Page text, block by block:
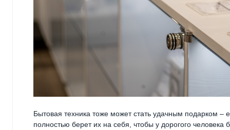
Бытовая техника тоже может стать удачным подарком
полностью берет их на себя, чтобы у дорогого